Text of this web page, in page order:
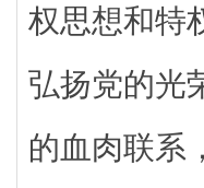
权思想和特
弘扬党的光
的血肉联系